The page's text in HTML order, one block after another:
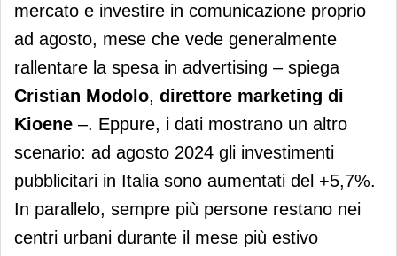
mercato e investire in comunicazione proprio
ad agosto, mese che vede generalmente
rallentare la spesa in advertising – spiega
Cristian Modolo, direttore marketing di
Kioene –. Eppure, i dati mostrano un altro
scenario: ad agosto 2024 gli investimenti
pubblicitari in Italia sono aumentati del +5,7%.
In parallelo, sempre più persone restano nei
centri urbani durante il mese più estivo